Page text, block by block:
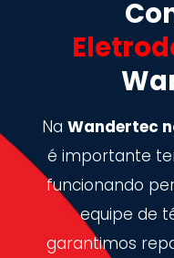
Na Wandertec
é importante
funcionando
equipe de
garantimos